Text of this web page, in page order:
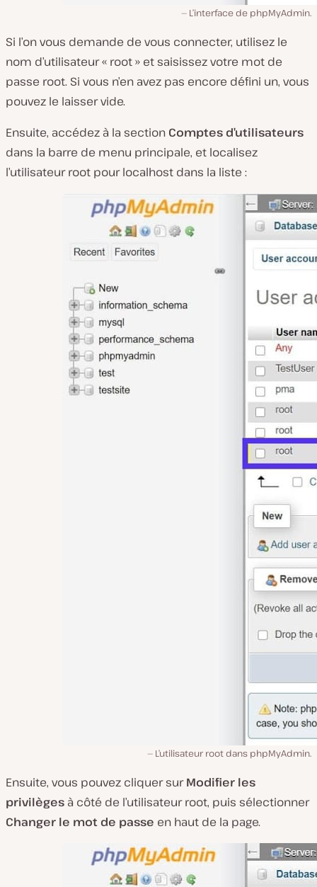
L’interface de phpMyAdmin.
Si l’on vous demande de vous connecter, utilisez le
nom d’utilisateur « root » et saisissez votre mot de
passe root. Si vous n’en avez pas encore défini un, vous
pouvez le laisser vide.
Ensuite, accédez à la section Comptes d’utilisateurs
dans la barre de menu principale, et localisez
l’utilisateur root pour localhost dans la liste :
L’utilisateur root dans phpMyAdmin.
Ensuite, vous pouvez cliquer surModifier les
privilèges à côté de l’utilisateur root, puis sélectionner
Changer le mot de passe en haut de la page.